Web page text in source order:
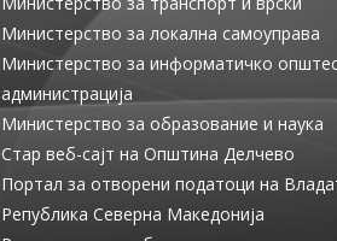
Министерство за локална самоуправа
Министерство за информатичко
администрација
Министерство за образование и наука
Стар веб-сајт на Општина Делчево
Портал за отворени податоци на
Република Северна Македонија